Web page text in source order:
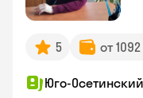
5 от
Юго-